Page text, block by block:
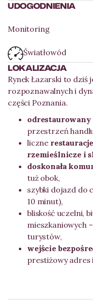
UDOGODNIENIA
Monitoring
Światłowód
LOKALIZACJA
Rynek Łazarski to dziś
rozpoznawalnych i
części Poznania.
przestrzeń
liczne
rzemieślnicze i
doskonała
tuż obok,
szybki dojazd do
10 minut),
bliskość uczelni,
mieszkaniowych
turystów,
wejście
prestiżowy adres